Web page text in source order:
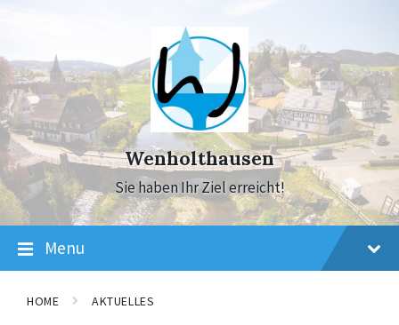
navigation
Wenholthausen
Sie haben Ihr Ziel erreicht!
Menu
HOME AKTUELLES